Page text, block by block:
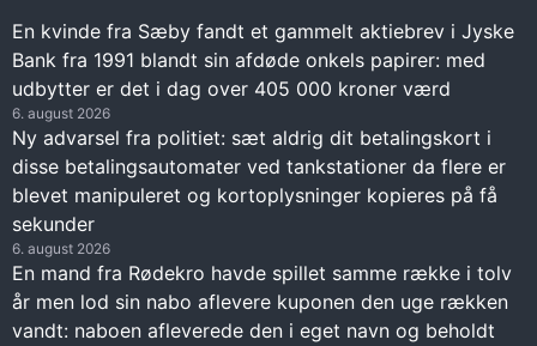
En kvinde fra Sæby fandt et gammelt aktiebrev i Jyske
Bank fra 1991 blandt sin afdøde onkels papirer: med
udbytter er det i dag over 405 000 kroner værd
6. august 2026
Ny advarsel fra politiet: sæt aldrig dit betalingskort i
disse betalingsautomater ved tankstationer da flere er
blevet manipuleret og kortoplysninger kopieres på få
sekunder
6. august 2026
En mand fra Rødekro havde spillet samme række i tolv
år men lod sin nabo aflevere kuponen den uge rækken
vandt: naboen afleverede den i eget navn og beholdt